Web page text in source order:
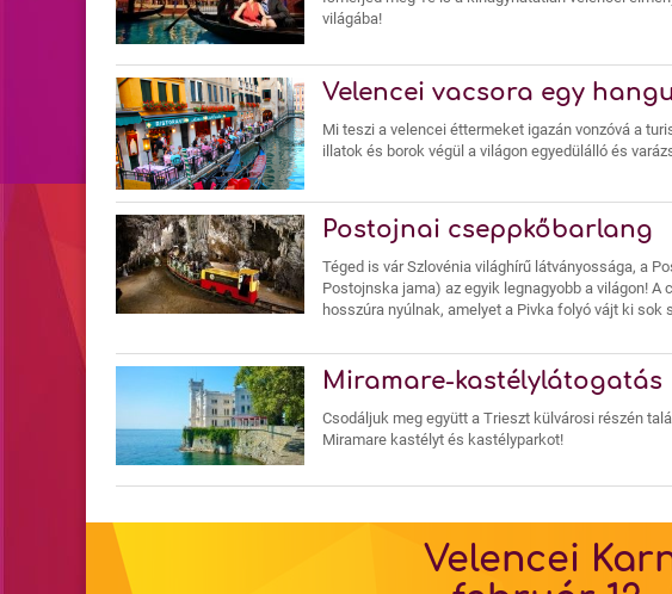
világába!
Velencei vacsora egy
Mi teszi a velencei éttermeket igazán vonzóvá a
illatok és borok végül a világon egyedülálló és
Postojnai cseppkőbarlang
Téged is vár Szlovénia világhírű látványossága, a
Postojnska jama) az egyik legnagyobb a világon!
hosszúra nyúlnak, amelyet a Pivka folyó vájt ki sok
Miramare-kastélylátogatás
Csodáljuk meg együtt a Trieszt külvárosi részén
Miramare kastélyt és kastélyparkot!
Velencei